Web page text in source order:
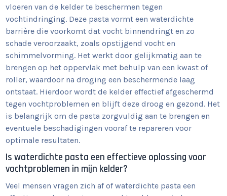
vloeren van de kelder te beschermen tegen
vochtindringing. Deze pasta vormt een waterdichte
barrière die voorkomt dat vocht binnendringt en zo
schade veroorzaakt, zoals opstijgend vocht en
schimmelvorming. Het werkt door gelijkmatig aan te
brengen op het oppervlak met behulp van een kwast of
roller, waardoor na droging een beschermende laag
ontstaat. Hierdoor wordt de kelder effectief afgeschermd
tegen vochtproblemen en blijft deze droog en gezond. Het
is belangrijk om de pasta zorgvuldig aan te brengen en
eventuele beschadigingen vooraf te repareren voor
optimale resultaten.
Is waterdichte pasta een effectieve oplossing voor
vochtproblemen in mijn kelder?
Veel mensen vragen zich af of waterdichte pasta een